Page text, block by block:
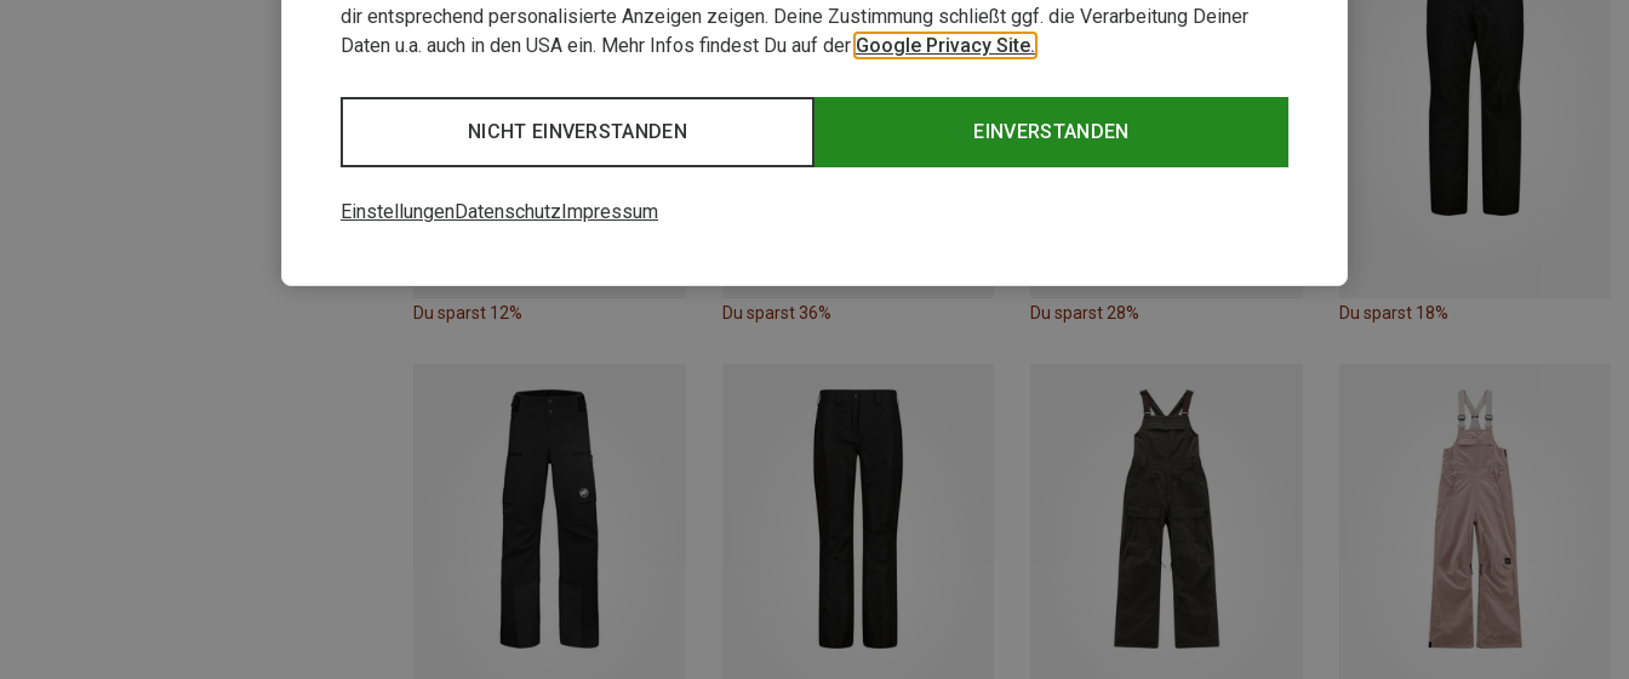
Du sparst 12% Du sparst 36% Du sparst 28% Du sparst 18%
dir entsprechend personalisierte Anzeigen zeigen. Deine Zustimmung schließt ggf. die Verarbeitung Deiner
Daten u.a. auch in den USA ein. Mehr Infos findest Du auf der Google Privacy Site.
EINVERSTANDEN
NICHT EINVERSTANDEN
EinstellungenDatenschutzImpressum